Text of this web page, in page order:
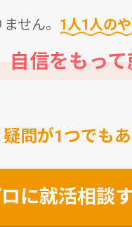
せん。 1⼈1⼈の
⾃信をもって
問が1つでも
に就活相談